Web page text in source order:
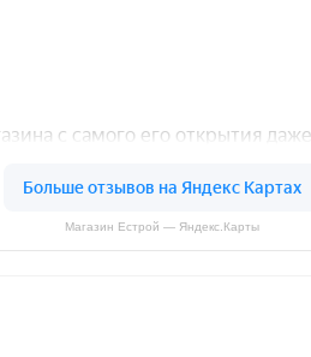
Магазин Естрой — Яндекс.Карты